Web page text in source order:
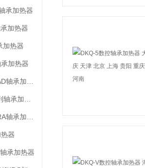
承加热器
加热器
加热器
加热器
器
承加热器